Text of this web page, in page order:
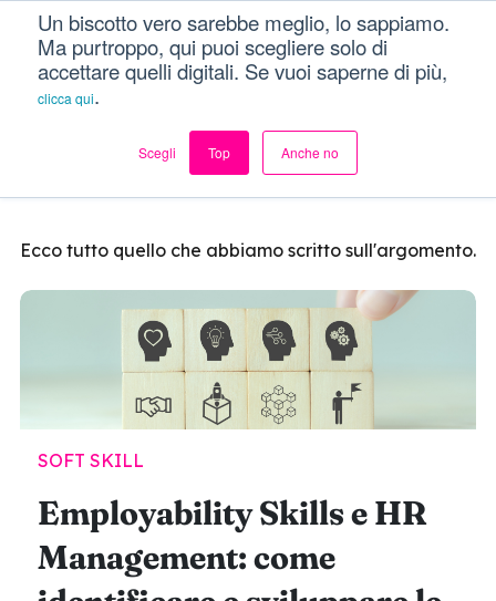
Un biscotto vero sarebbe meglio, lo sappiamo.
Ma purtroppo, qui puoi scegliere solo di
accettare quelli digitali. Se vuoi saperne di più,
clicca qui.
Scegli Top Anche no
Dici Davvero?! Menu
Soft Skill
Ecco tutto quello che abbiamo scritto sull'argomento.
SOFT SKILL
Employability Skills e HR
Management: come